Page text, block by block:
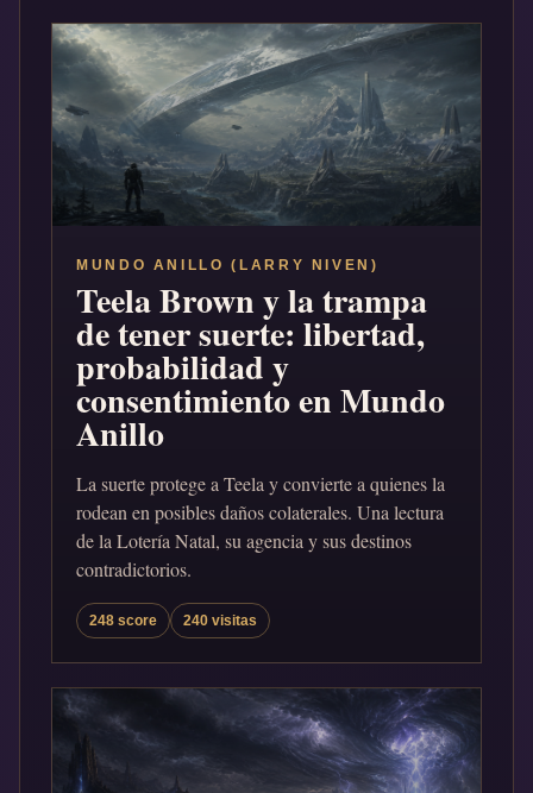
MUNDO ANILLO (LARRY NIVEN)
Teela Brown y la trampa
de tener suerte: libertad,
probabilidad y
consentimiento en Mundo
Anillo
La suerte protege a Teela y convierte a quienes la
rodean en posibles daños colaterales. Una lectura
de la Lotería Natal, su agencia y sus destinos
contradictorios.
248 score 240 visitas